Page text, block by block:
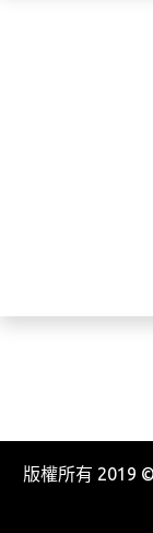
版權所有 2019